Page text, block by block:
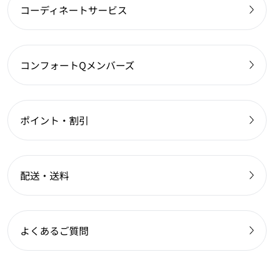
コーディネートサービス
コンフォートQメンバーズ
ポイント・割引
配送・送料
よくあるご質問